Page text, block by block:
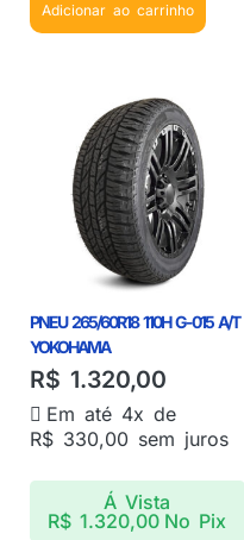
Adicionar ao carrinho
PNEU 265/60R18 110H G-015 A/T
YOKOHAMA
R$ 1.320,00
Em até 4x de
R$ 330,00 sem juros
Á Vista
R$ 1.320,00 No Pix